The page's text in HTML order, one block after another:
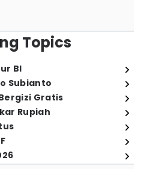
Topics
BI
Subianto
Gratis
Rupiah